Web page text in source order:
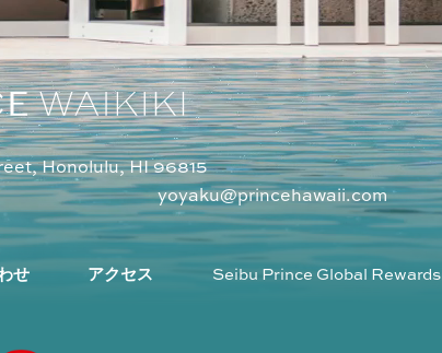
Honolulu, HI 96815
yoyaku@princehawaii.com
せ アクセス Seibu Prince Global Rewards